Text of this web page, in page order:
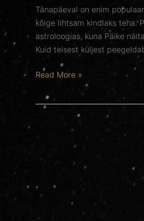
Tänapäeval on enim
kõige lihtsam kindlaks teha.
astroloogias, kuna Päike
Kuid teisest küljest
Read More »